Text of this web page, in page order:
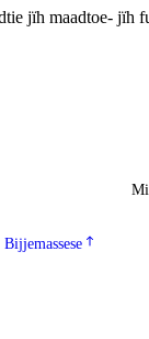
jïh maadtoe- jïh
Bijjemassese